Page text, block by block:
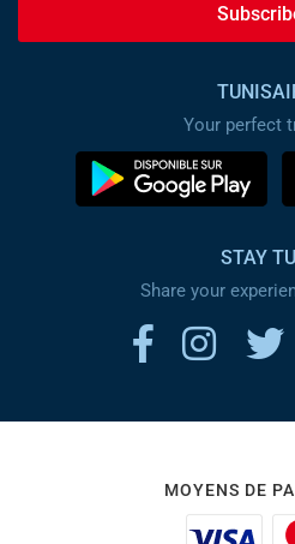
Your perfect
STAY
Share your
MOYENS DE